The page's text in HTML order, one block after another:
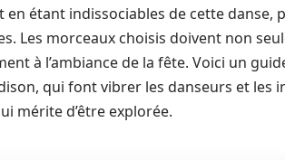
en étant indissociables de cette
Les morceaux choisis doivent non
à l’ambiance de la fête. Voici un
qui font vibrer les danseurs et les
mérite d’être explorée.